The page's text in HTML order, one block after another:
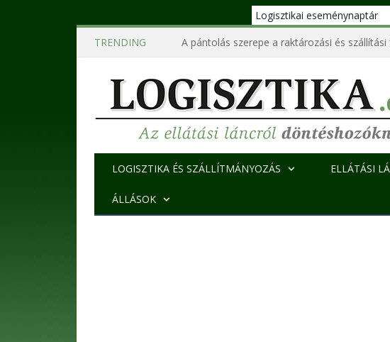
Logisztikai eseménynaptár
TRENDING
A pántolás szerepe a raktározási és
LOGISZTIKA ÉS SZÁLLÍTMÁNYOZÁS ELLÁTÁSI
ÁLLÁSOK